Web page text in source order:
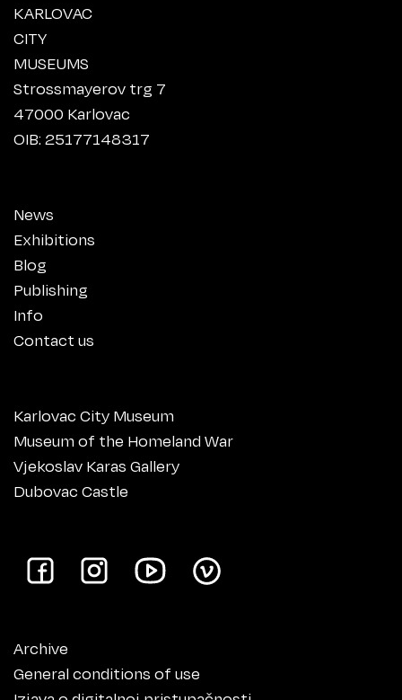
KARLOVAC
CITY
MUSEUMS
Strossmayerov trg 7
47000 Karlovac
OIB: 25177148317
News
Exhibitions
Blog
Publishing
Info
Contact us
Karlovac City Museum
Museum of the Homeland War
Vjekoslav Karas Gallery
Dubovac Castle
Archive
General conditions of use